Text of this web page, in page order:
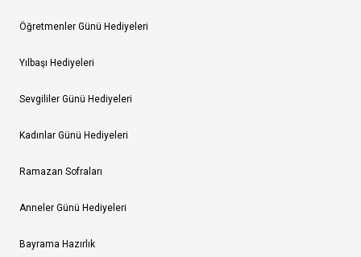
Öğretmenler Günü Hediyeleri
Yılbaşı Hediyeleri
Sevgililer Günü Hediyeleri
Kadınlar Günü Hediyeleri
Ramazan Sofraları
Anneler Günü Hediyeleri
Bayrama Hazırlık